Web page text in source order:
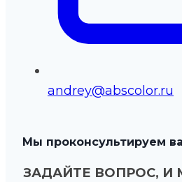
andrey@abscolor.ru
Мы проконсультируем
ЗАДАЙТЕ ВОПРОС, И